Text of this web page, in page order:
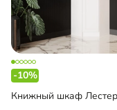
-10%